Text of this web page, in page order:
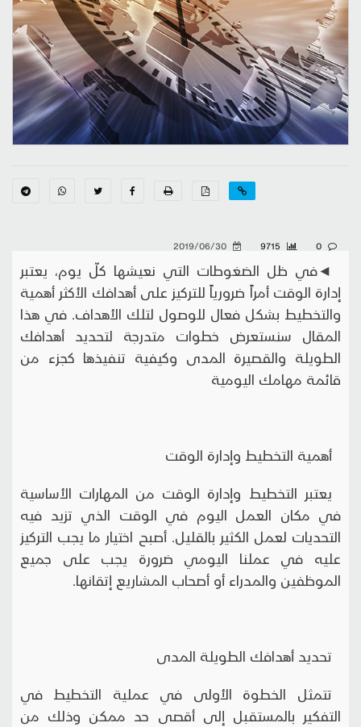
◄في ظل الضغوطات التي نعيشها كلّ يوم، يعتبر
إدارة الوقت أمراً ضرورياً للتركيز على أهدافك الأكثر أهمية
والتخطيط بشكل فعال للوصول لتلك الأهداف. في هذا
المقال سنستعرض خطوات متدرجة لتحديد أهدافك
الطويلة والقصيرة المدى وكيفية تنفيذها كجزء من
قائمة مهامك اليومية
أهمية التخطيط وإدارة الوقت
يعتبر التخطيط وإدارة الوقت من المهارات الأساسية
في مكان العمل اليوم في الوقت الذي تزيد فيه
التحديات لعمل الكثير بالقليل. أصبح اختيار ما يجب التركيز
عليه في عملنا اليومي ضرورة يجب على جميع
الموظفين والمدراء أو أصحاب المشاريع إتقانها.
تحديد أهدافك الطويلة المدى
تتمثل الخطوة الأولى في عملية التخطيط في
التفكير بالمستقبل إلى أقصى حد ممكن وذلك من